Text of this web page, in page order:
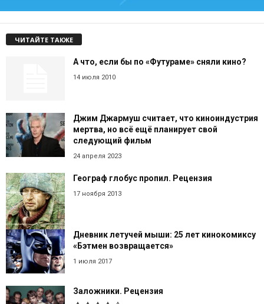
ЧИТАЙТЕ ТАКЖЕ
А что, если бы по «Футураме» сняли кино?
14 июля 2010
Джим Джармуш считает, что киноиндустрия
мертва, но всё ещё планирует свой
следующий фильм
24 апреля 2023
Географ глобус пропил. Рецензия
17 ноября 2013
Дневник летучей мыши: 25 лет кинокомиксу
«Бэтмен возвращается»
1 июля 2017
Заложники. Рецензия